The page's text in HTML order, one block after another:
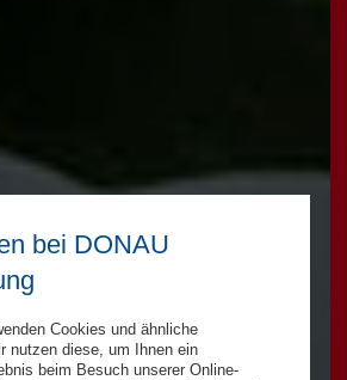
bei DONAU
Cookies und ähnliche
nutzen diese, um Ihnen ein
beim Besuch unserer Online-